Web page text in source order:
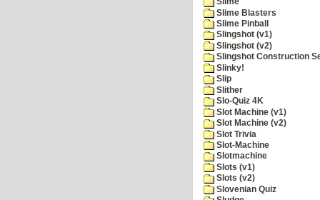
Slime Blasters
Slime Pinball
Slingshot (v1)
Slingshot (v2)
Slingshot Construction
Slinky!
Slip
Slither
Slo-Quiz 4K
Slot Machine (v1)
Slot Machine (v2)
Slot Trivia
Slot-Machine
Slotmachine
Slots (v1)
Slots (v2)
Slovenian Quiz